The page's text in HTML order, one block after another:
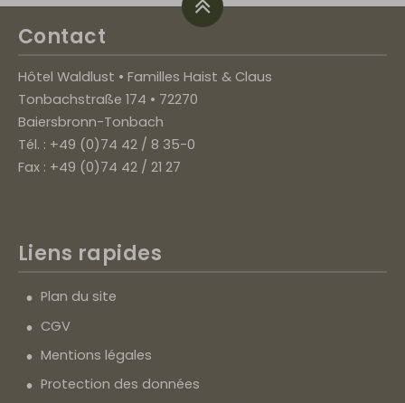
Contact
Hôtel Waldlust • Familles Haist & Claus
Tonbachstraße 174 • 72270
Baiersbronn-Tonbach
Tél. : +49 (0)74 42 / 8 35-0
Fax : +49 (0)74 42 / 21 27
Liens rapides
Plan du site
CGV
Mentions légales
Protection des données